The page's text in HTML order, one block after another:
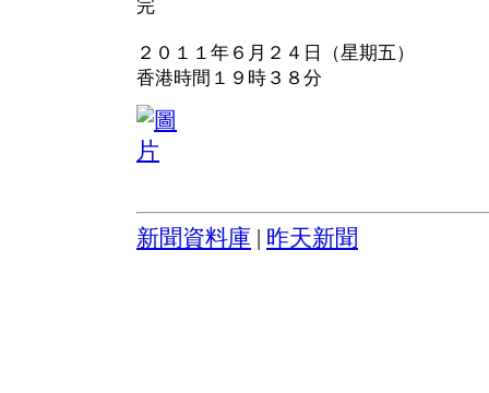
完
２０１１年６月２４日（星期五）
香港時間１９時３８分
新聞資料庫 昨天新聞